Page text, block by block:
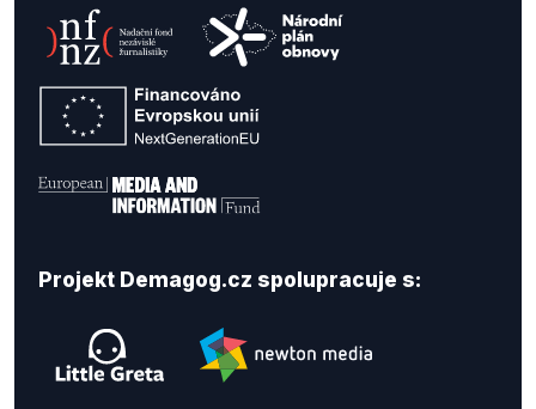
Projekt Demagog.cz spolupracuje s: